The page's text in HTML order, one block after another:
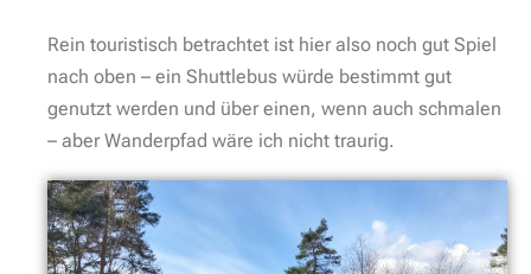
Wir ziehen ein wenig das Tempo an, um die 1,6
Kilometer möglichst schnell hinter uns zu bringen.
Einzige Abwechslung bieten die unzähligen
Hinweisschilder, dass wir uns im ehemaligen
werden darf.
Moment.